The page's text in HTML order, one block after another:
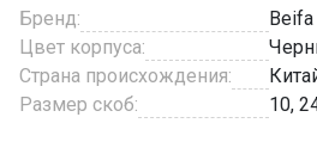
Бренд:
Beifa
Цвет корпуса:
Страна происхождения:
Размер скоб:
10,